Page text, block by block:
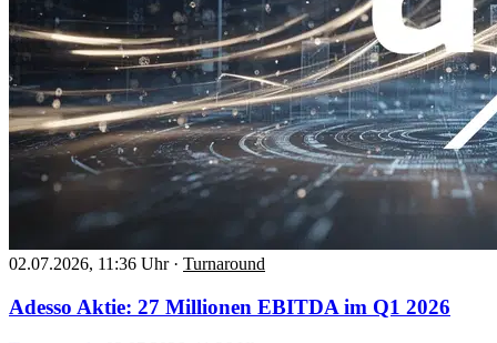
02.07.2026, 11:36 Uhr · Turnaround
Adesso Aktie: 27 Millionen EBITDA im Q1 2026